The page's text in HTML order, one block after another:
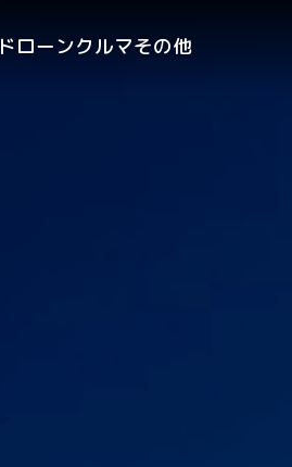
ドローンクルマその他